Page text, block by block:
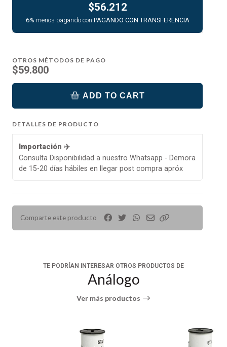
$56.212
6% menos pagando con PAGANDO CON TRANSFERENCIA
OTROS MÉTODOS DE PAGO
$59.800
ADD TO CART
DETALLES DE PRODUCTO
Importación ✈️
Consulta Disponibilidad a nuestro Whatsapp - Demora
de 15-20 días hábiles en llegar post compra apróx
Comparte este producto
TE PODRÍAN INTERESAR OTROS PRODUCTOS DE
Análogo
Ver más productos